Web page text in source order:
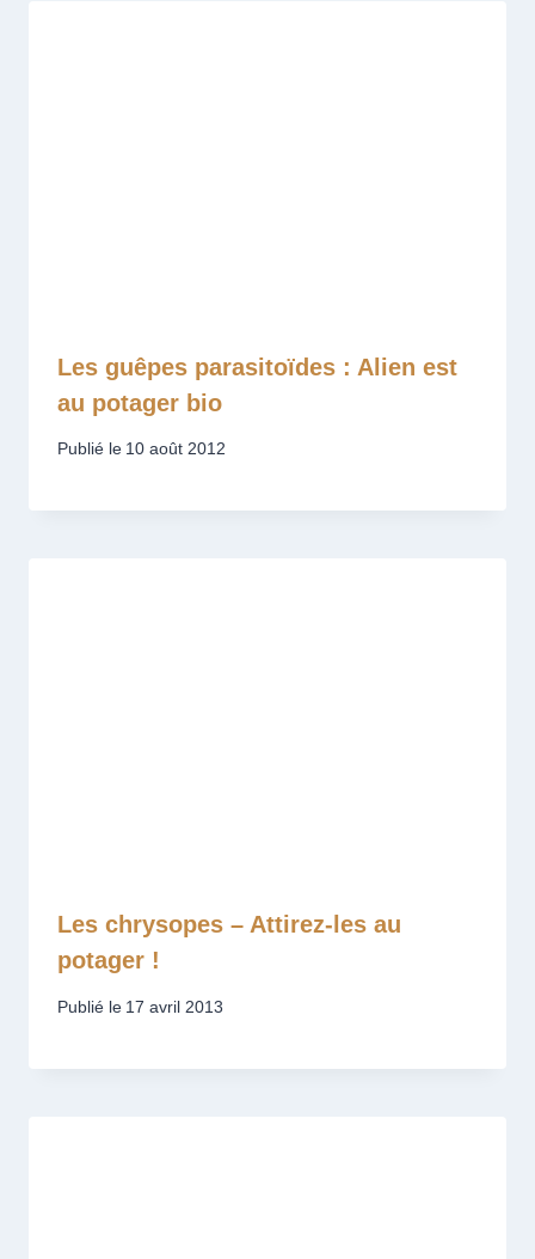
Les guêpes parasitoïdes : Alien est
au potager bio
Publié le 10 août 2012
Les chrysopes – Attirez-les au
potager !
Publié le 17 avril 2013